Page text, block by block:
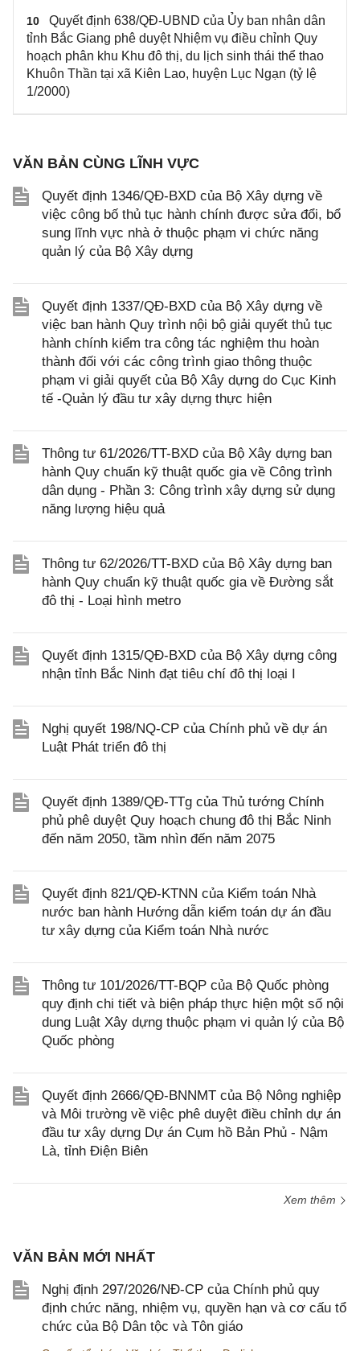
10
Quyết định 638/QĐ-UBND của Ủy ban nhân dân
tỉnh Bắc Giang phê duyệt Nhiệm vụ điều chỉnh Quy
hoạch phân khu Khu đô thị, du lịch sinh thái thể thao
Khuôn Thần tại xã Kiên Lao, huyện Lục Ngạn (tỷ lệ
1/2000)
VĂN BẢN CÙNG LĨNH VỰC
Quyết định 1346/QĐ-BXD của Bộ Xây dựng về
việc công bố thủ tục hành chính được sửa đổi, bổ
sung lĩnh vực nhà ở thuộc phạm vi chức năng
quản lý của Bộ Xây dựng
Quyết định 1337/QĐ-BXD của Bộ Xây dựng về
việc ban hành Quy trình nội bộ giải quyết thủ tục
hành chính kiểm tra công tác nghiệm thu hoàn
thành đối với các công trình giao thông thuộc
phạm vi giải quyết của Bộ Xây dựng do Cục Kinh
tế -Quản lý đầu tư xây dựng thực hiện
Thông tư 61/2026/TT-BXD của Bộ Xây dựng ban
hành Quy chuẩn kỹ thuật quốc gia về Công trình
dân dụng - Phần 3: Công trình xây dựng sử dụng
năng lượng hiệu quả
Thông tư 62/2026/TT-BXD của Bộ Xây dựng ban
hành Quy chuẩn kỹ thuật quốc gia về Đường sắt
đô thị - Loại hình metro
Quyết định 1315/QĐ-BXD của Bộ Xây dựng công
nhận tỉnh Bắc Ninh đạt tiêu chí đô thị loại I
Nghị quyết 198/NQ-CP của Chính phủ về dự án
Luật Phát triển đô thị
Quyết định 1389/QĐ-TTg của Thủ tướng Chính
phủ phê duyệt Quy hoạch chung đô thị Bắc Ninh
đến năm 2050, tầm nhìn đến năm 2075
Quyết định 821/QĐ-KTNN của Kiểm toán Nhà
nước ban hành Hướng dẫn kiểm toán dự án đầu
tư xây dựng của Kiểm toán Nhà nước
Thông tư 101/2026/TT-BQP của Bộ Quốc phòng
quy định chi tiết và biện pháp thực hiện một số nội
dung Luật Xây dựng thuộc phạm vi quản lý của Bộ
Quốc phòng
Quyết định 2666/QĐ-BNNMT của Bộ Nông nghiệp
và Môi trường về việc phê duyệt điều chỉnh dự án
đầu tư xây dựng Dự án Cụm hồ Bản Phủ - Nậm
Là, tỉnh Điện Biên
Xem thêm
VĂN BẢN MỚI NHẤT
Nghị định 297/2026/NĐ-CP của Chính phủ quy
định chức năng, nhiệm vụ, quyền hạn và cơ cấu tổ
chức của Bộ Dân tộc và Tôn giáo